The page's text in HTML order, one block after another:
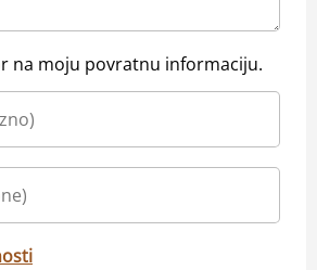
na moju povratnu informaciju.